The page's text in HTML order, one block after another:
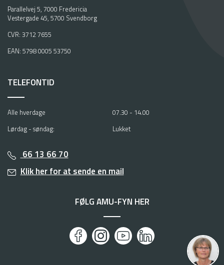
Parallelvej 5, 7000 Fredericia
Vestergade 45, 5700 Svendborg
CVR: 3712 7655
EAN: 5798 0005 53750
TELEFONTID
Alle hverdage
07.30 - 14.00
Lørdag - søndag:
Lukket
66 13 66 70
Klik her for at sende en mail
FØLG AMU-FYN HER